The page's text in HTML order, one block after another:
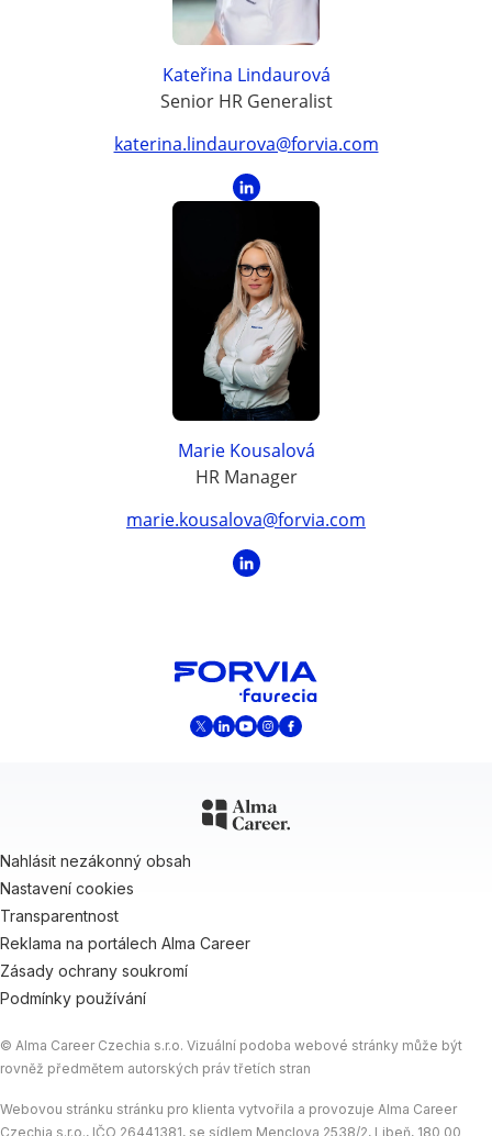
Kateřina Lindaurová
Senior HR Generalist
katerina.lindaurova@forvia.com
Marie Kousalová
HR Manager
marie.kousalova@forvia.com
Nahlásit nezákonný obsah
Nastavení cookies
Transparentnost
Reklama na portálech Alma Career
Zásady ochrany soukromí
Podmínky používání
© Alma Career Czechia s.r.o. Vizuální podoba webové stránky může být
rovněž předmětem autorských práv třetích stran
Webovou stránku stránku pro klienta vytvořila a provozuje Alma Career
Czechia s.r.o., IČO 26441381, se sídlem Menclova 2538/2, Libeň, 180 00